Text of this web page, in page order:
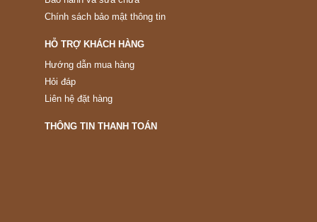
Chính sách bảo mật thông tin
HỖ TRỢ KHÁCH HÀNG
Hướng dẫn mua hàng
Hỏi đáp
Liên hệ đặt hàng
THÔNG TIN THANH TOÁN